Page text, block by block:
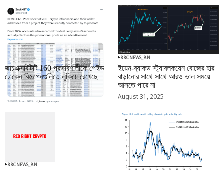
RRCNEWS_BN
জাচএক্সবিটিটি 160 প্রভাবশালীকে পেইড
টোকেন বিজ্ঞাপনগুলিতে লুকিয়ে রেখেছে
September 01, 2025
RRCNEWS_BN
ইয়েন-ব্যাকড স্ট্যাবলকয়েন বোজের হার
বাড়ানোর সাথে সাথে আরও ভাল সময়ে
আসতে পারে না
August 31, 2025
RRCNEWS_BN RRCNEWS_BN